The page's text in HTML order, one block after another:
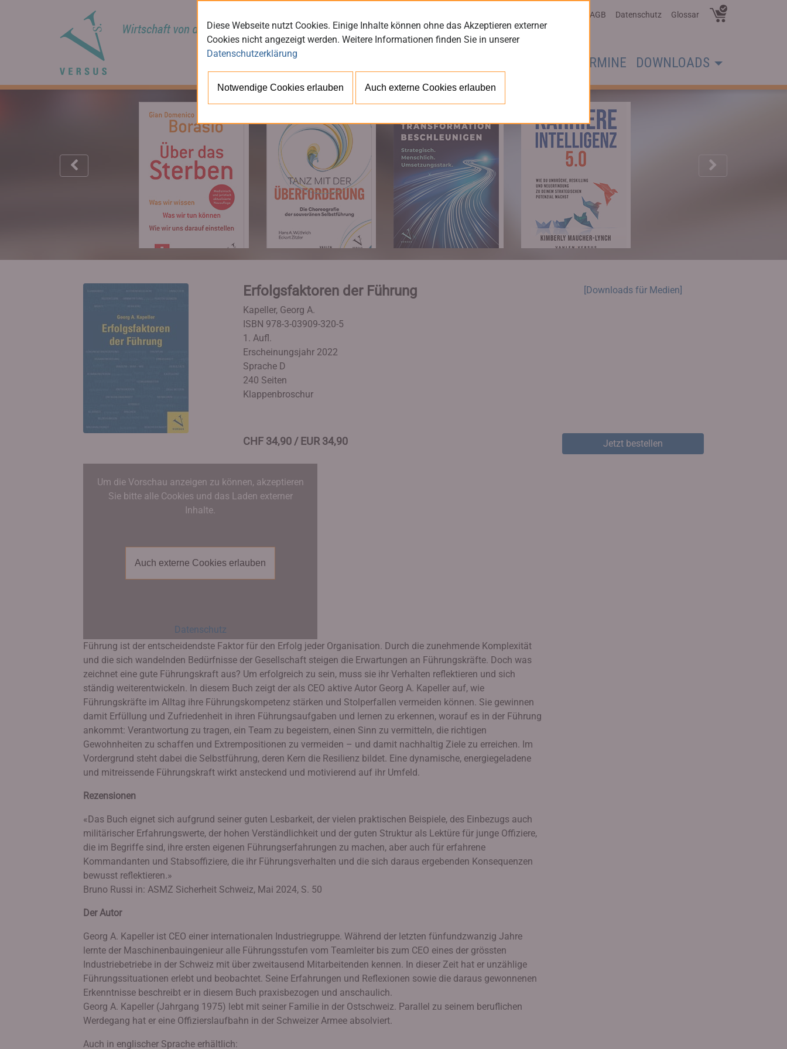
AGB Datenschutz Glossar
TERMINE DOWNLOADS
Erfolgsfaktoren der Führung
Kapeller, Georg A.
ISBN 978-3-03909-320-5
1. Aufl.
Erscheinungsjahr 2022
Sprache D
240 Seiten
Klappenbroschur
[Downloads für Medien]
CHF 34,90 / EUR 34,90 Jetzt bestellen
Um die Vorschau anzeigen zu können, akzeptieren
Sie bitte alle Cookies und das Laden externer
Inhalte.
Auch externe Cookies erlauben
Datenschutz
Führung ist der entscheidendste Faktor für den Erfolg jeder Organisation. Durch die zunehmende Komplexität
und die sich wandelnden Bedürfnisse der Gesellschaft steigen die Erwartungen an Führungskräfte. Doch was
zeichnet eine gute Führungskraft aus? Um erfolgreich zu sein, muss sie ihr Verhalten reflektieren und sich
ständig weiterentwickeln. In diesem Buch zeigt der als CEO aktive Autor Georg A. Kapeller auf, wie
Führungskräfte im Alltag ihre Führungskompetenz stärken und Stolperfallen vermeiden können. Sie gewinnen
damit Erfüllung und Zufriedenheit in ihren Führungsaufgaben und lernen zu erkennen, worauf es in der Führung
ankommt: Verantwortung zu tragen, ein Team zu begeistern, einen Sinn zu vermitteln, die richtigen
Gewohnheiten zu schaffen und Extrempositionen zu vermeiden – und damit nachhaltig Ziele zu erreichen. Im
Vordergrund steht dabei die Selbstführung, deren Kern die Resilienz bildet. Eine dynamische, energiegeladene
und mitreissende Führungskraft wirkt ansteckend und motivierend auf ihr Umfeld.
Rezensionen
«Das Buch eignet sich aufgrund seiner guten Lesbarkeit, der vielen praktischen Beispiele, des Einbezugs auch
militärischer Erfahrungswerte, der hohen Verständlichkeit und der guten Struktur als Lektüre für junge Offiziere,
die im Begriffe sind, ihre ersten eigenen Führungserfahrungen zu machen, aber auch für erfahrene
Kommandanten und Stabsoffiziere, die ihr Führungsverhalten und die sich daraus ergebenden Konsequenzen
bewusst reflektieren.»
Bruno Russi in: ASMZ Sicherheit Schweiz, Mai 2024, S. 50
Der Autor
Georg A. Kapeller ist CEO einer internationalen Industriegruppe. Während der letzten fünfundzwanzig Jahre
lernte der Maschinenbauingenieur alle Führungsstufen vom Teamleiter bis zum CEO eines der grössten
Industriebetriebe in der Schweiz mit über zweitausend Mitarbeitenden kennen. In dieser Zeit hat er unzählige
Führungssituationen erlebt und beobachtet. Seine Erfahrungen und Reflexionen sowie die daraus gewonnenen
Erkenntnisse beschreibt er in diesem Buch praxisbezogen und anschaulich.
Georg A. Kapeller (Jahrgang 1975) lebt mit seiner Familie in der Ostschweiz. Parallel zu seinem beruflichen
Werdegang hat er eine Offizierslaufbahn in der Schweizer Armee absolviert.
Auch in englischer Sprache erhältlich:
Diese Webseite nutzt Cookies. Einige Inhalte können ohne das Akzeptieren externer
Cookies nicht angezeigt werden. Weitere Informationen finden Sie in unserer
Datenschutzerklärung
Notwendige Cookies erlauben Auch externe Cookies erlauben